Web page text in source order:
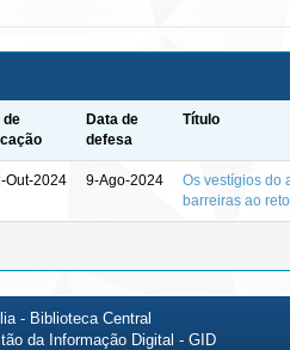
de
Data de
defesa
Título
Out-2024 9-Ago-2024
Os vestígios do
barreiras ao
- Biblioteca Central
da Informação Digital - GID